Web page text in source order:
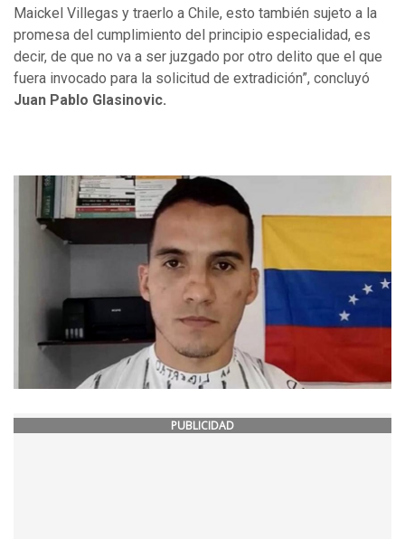
Maickel Villegas y traerlo a Chile, esto también sujeto a la
promesa del cumplimiento del principio especialidad, es
decir, de que no va a ser juzgado por otro delito que el que
fuera invocado para la solicitud de extradición”, concluyó
Juan Pablo Glasinovic.
PUBLICIDAD